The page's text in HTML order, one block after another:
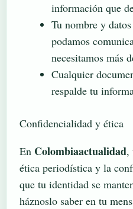
información que
Tu nombre y
podamos
necesitamos más
Cualquier
respalde tu
Confidencialidad y ética
En Colombiaactualidad,
ética periodística y la
que tu identidad se
háznoslo saber en tu